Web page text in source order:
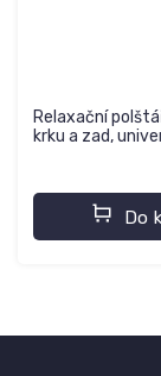
Relaxační
krku a zad,
Do